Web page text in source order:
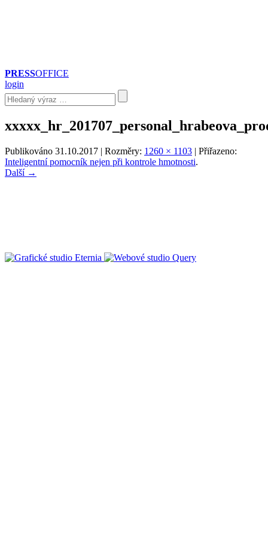
PRESSOFFICE
login
Publikováno 31.10.2017 | Rozměry: 1260 × 1103 | Přiřazeno:
Inteligentní pomocník nejen při kontrole hmotnosti.
Další →